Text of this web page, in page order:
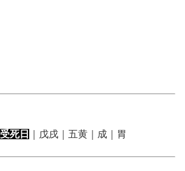
受死日 ｜戊戌｜五黄｜成｜胃